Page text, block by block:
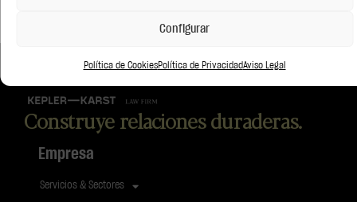
Configurar
Política de CookiesPolítica de PrivacidadAviso Legal
Construye relaciones duraderas.
Empresa
Servicios & Sectores